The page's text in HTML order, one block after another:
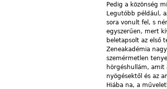
Pedig a közönség
Legutóbb például,
sora vonult fel, s
egyszerűen, mert
beletapsolt az első
Zeneakadémia
szemérmetlen
hörgéshullám, amit
nyögésektől és az
Hiába na, a